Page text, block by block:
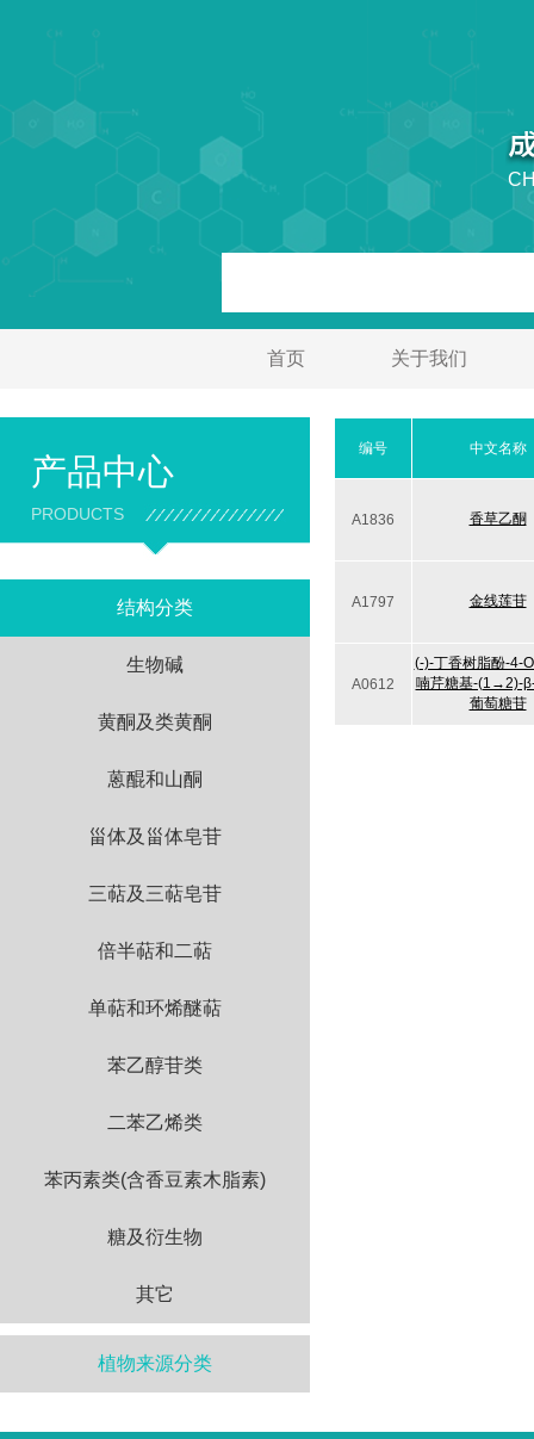
首页 关于我们
产品中心
PRODUCTS
结构分类
生物碱
黄酮及类黄酮
蒽醌和山酮
甾体及甾体皂苷
三萜及三萜皂苷
倍半萜和二萜
单萜和环烯醚萜
苯乙醇苷类
二苯乙烯类
苯丙素类(含香豆素木脂素)
糖及衍生物
其它
植物来源分类
编号 中文名称
A1836 香草乙酮
A1797 金线莲苷
A0612
(-)-丁香树脂酚-4-
喃芹糖基-(1→2)-
葡萄糖苷